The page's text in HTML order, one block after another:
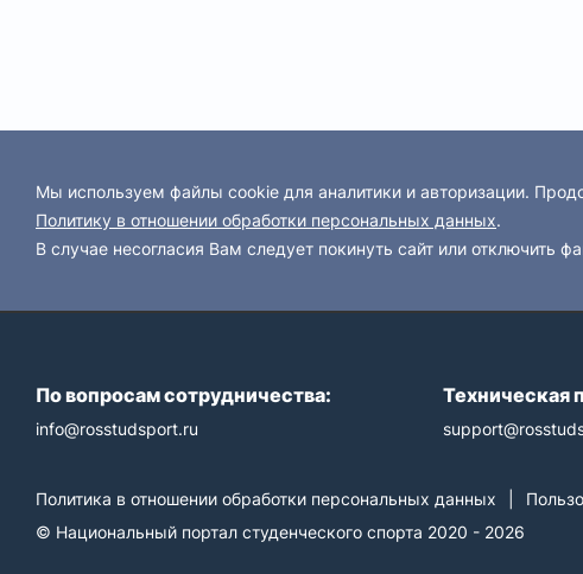
Мы используем файлы cookie для аналитики и авторизации.
Политику в отношении обработки персональных данных.
В случае несогласия Вам следует покинуть сайт или отключить
По вопросам сотрудничества:
info@rosstudsport.ru
Техническая
Политика в отношении обработки персональных данных
© Национальный портал студенческого спорта 2020 - 2026